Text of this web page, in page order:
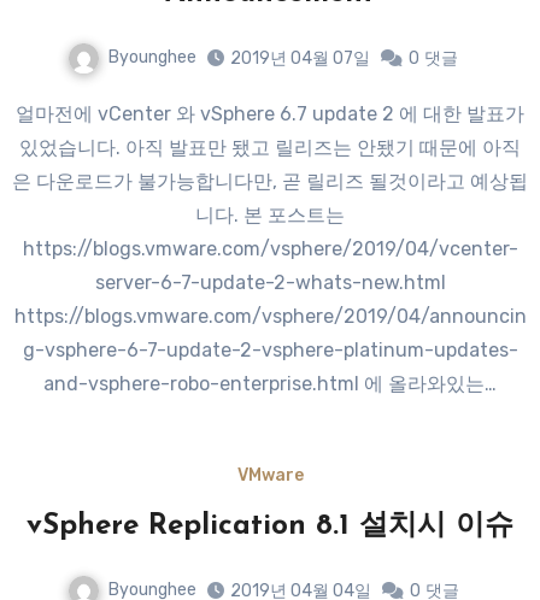
Byounghee 2019년 04월 07일 0 댓글
얼마전에 vCenter 와 vSphere 6.7 update 2 에 대한 발표가
있었습니다. 아직 발표만 됐고 릴리즈는 안됐기 때문에 아직
은 다운로드가 불가능합니다만, 곧 릴리즈 될것이라고 예상됩
니다. 본 포스트는
https://blogs.vmware.com/vsphere/2019/04/vcenter-
server-6-7-update-2-whats-new.html
https://blogs.vmware.com/vsphere/2019/04/announcin
g-vsphere-6-7-update-2-vsphere-platinum-updates-
and-vsphere-robo-enterprise.html 에 올라와있는…
VMware
vSphere Replication 8.1 설치시 이슈
Byounghee 2019년 04월 04일 0 댓글